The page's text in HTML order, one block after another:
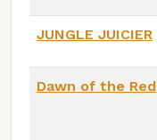
JUNGLE JUICIER
Dawn of the Red